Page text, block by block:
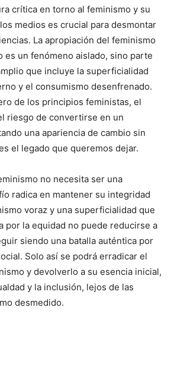
crítica en torno al feminismo y su
medios es crucial para desmontar
La apropiación del feminismo
es un fenómeno aislado, sino parte
que incluye la superficialidad
y el consumismo desenfrenado.
de los principios feministas, el
riesgo de convertirse en un
una apariencia de cambio sin
el legado que queremos dejar.
no necesita ser una
radica en mantener su integridad
voraz y una superficialidad que
por la equidad no puede reducirse a
siendo una batalla auténtica por
Solo así se podrá erradicar el
y devolverlo a su esencia inicial,
y la inclusión, lejos de las
desmedido.